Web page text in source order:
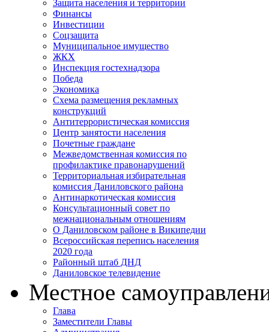
Защита населения и территории
Финансы
Инвестиции
Соцзащита
Муниципальное имущество
ЖКХ
Инспекция гостехнадзора
Победа
Экономика
Схема размещения рекламных
конструкций
Антитеррористическая комиссия
Центр занятости населения
Почетные граждане
Межведомственная комиссия по
профилактике правонарушений
Территориальная избирательная
комиссия Даниловского района
Антинаркотическая комиссия
Консультационный совет по
межнациональным отношениям
О Даниловском районе в Википедии
Всероссийская перепись населения
2020 года
Районный штаб ДНД
Даниловское телевидение
Местное
Глава
Заместители Главы